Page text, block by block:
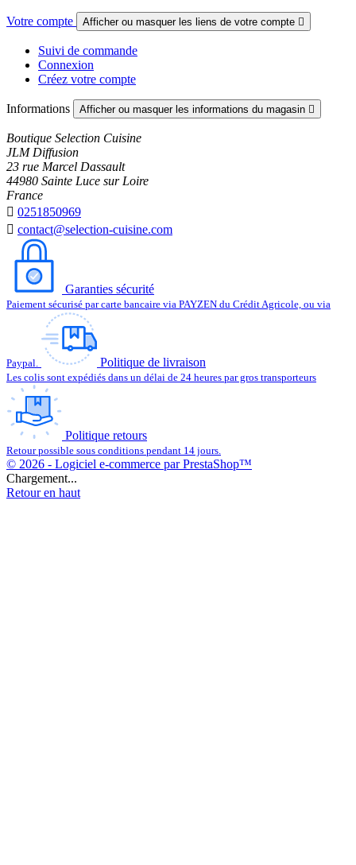
Votre compte Afficher ou masquer les liens de votre compte 
Suivi de commande
Connexion
Créez votre compte
Informations Afficher ou masquer les informations du magasin 
Boutique Selection Cuisine
JLM Diffusion
23 rue Marcel Dassault
44980 Sainte Luce sur Loire
France
 0251850969
 contact@selection-cuisine.com
Garanties sécurité
Paiement sécurisé par carte bancaire via PAYZEN du Crédit Agricole, ou via
Paypal. Politique de livraison
Les colis sont expédiés dans un délai de 24 heures par gros transporteurs
Politique retours
Retour possible sous conditions pendant 14 jours.
© 2026 - Logiciel e-commerce par PrestaShop™
Chargement...
Retour en haut